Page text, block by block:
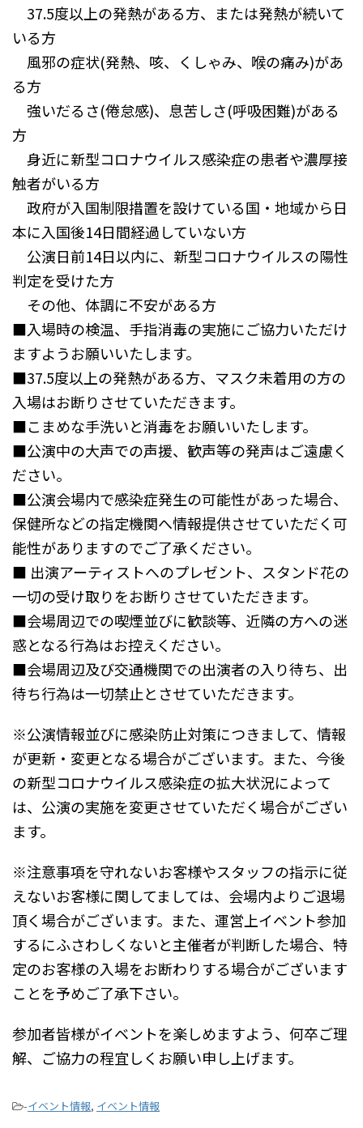
37.5度以上の発熱がある方、または発熱が続いて
いる方
風邪の症状(発熱、咳、くしゃみ、喉の痛み)があ
る方
強いだるさ(倦怠感)、息苦しさ(呼吸困難)がある
方
身近に新型コロナウイルス感染症の患者や濃厚接
触者がいる方
政府が入国制限措置を設けている国・地域から日
本に入国後14日間経過していない方
公演日前14日以内に、新型コロナウイルスの陽性
判定を受けた方
その他、体調に不安がある方
■入場時の検温、手指消毒の実施にご協力いただけ
ますようお願いいたします。
■37.5度以上の発熱がある方、マスク未着用の方の
入場はお断りさせていただきます。
■こまめな手洗いと消毒をお願いいたします。
■公演中の大声での声援、歓声等の発声はご遠慮く
ださい。
■公演会場内で感染症発生の可能性があった場合、
保健所などの指定機関へ情報提供させていただく可
能性がありますのでご了承ください。
■ 出演アーティストへのプレゼント、スタンド花の
一切の受け取りをお断りさせていただきます。
■会場周辺での喫煙並びに歓談等、近隣の方への迷
惑となる行為はお控えください。
■会場周辺及び交通機関での出演者の入り待ち、出
待ち行為は一切禁止とさせていただきます。
※公演情報並びに感染防止対策につきまして、情報
が更新・変更となる場合がございます。また、今後
の新型コロナウイルス感染症の拡大状況によって
は、公演の実施を変更させていただく場合がござい
ます。
※注意事項を守れないお客様やスタッフの指示に従
えないお客様に関してましては、会場内よりご退場
頂く場合がございます。また、運営上イベント参加
するにふさわしくないと主催者が判断した場合、特
定のお客様の入場をお断わりする場合がございます
ことを予めご了承下さい。
参加者皆様がイベントを楽しめますよう、何卒ご理
解、ご協力の程宜しくお願い申し上げます。
-イベント情報, イベント情報